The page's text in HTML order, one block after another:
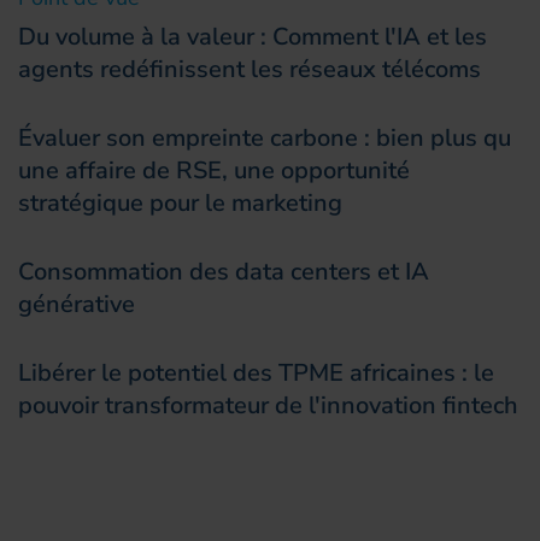
Du volume à la valeur : Comment l'IA et les
agents redéfinissent les réseaux télécoms
Évaluer son empreinte carbone : bien plus qu
une affaire de RSE, une opportunité
stratégique pour le marketing
Consommation des data centers et IA
générative
Libérer le potentiel des TPME africaines : le
pouvoir transformateur de l'innovation fintech